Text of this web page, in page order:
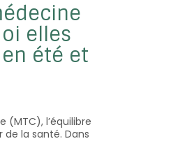
elles
été et
(MTC), l’équilibre
la santé. Dans